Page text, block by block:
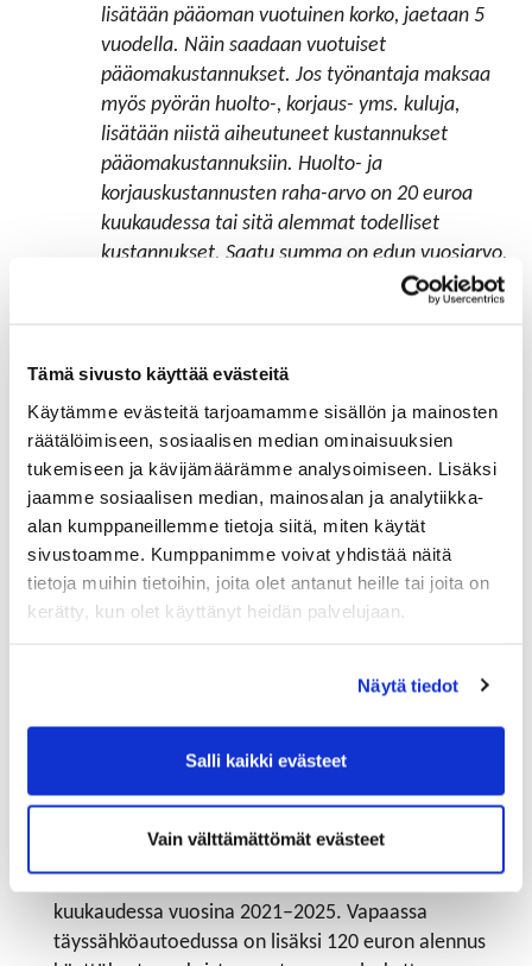
Tämä sivusto käyttää evästeitä
Käytämme evästeitä tarjoamamme sisällön ja mainosten
räätälöimiseen, sosiaalisen median ominaisuuksien
tukemiseen ja kävijämäärämme analysoimiseen. Lisäksi
jaamme sosiaalisen median, mainosalan ja analytiikka-
alan kumppaneillemme tietoja siitä, miten käytät
sivustoamme. Kumppanimme voivat yhdistää näitä
tietoja muihin tietoihin, joita olet antanut heille tai joita on
kerätty, kun olet käyttänyt heidän palvelujaan.
Näytä tiedot
Salli kaikki evästeet
Vain välttämättömät evästeet
lisätään pääoman vuotuinen korko, jaetaan 5
vuodella. Näin saadaan vuotuiset
pääomakustannukset. Jos työnantaja maksaa
myös pyörän huolto-, korjaus- yms. kuluja,
lisätään niistä aiheutuneet kustannukset
pääomakustannuksiin. Huolto- ja
korjauskustannusten raha-arvo on 20 euroa
kuukaudessa tai sitä alemmat todelliset
kustannukset. Saatu summa on edun vuosiarvo.
Kuukausittain käytettävä arvo saadaan
puolivuosittain vahvistamaa peruskorkoa. Koron
laskennassa pääoma-arvo pienenee vuosittain
pyörästä tehtyjen poistojen määrällä.
Mikäli yritys hankkii työsuhdepolkupyörän
leasingsopimuksella, polkupyöräedun
luontoisetuarvo työntekijän verotuksessa on
työnantajalle aiheutuva kustannus (leasingmaksu/kk)
vähennettynä leasing-yhtiölle maksetuilla
maksimin verovapaan 3 400 euron määrää.
Sähköauton luontoisetuarvon alennus
kuukaudessa vuosina 2021–2025. Vapaassa
täyssähköautoedussa on lisäksi 120 euron alennus